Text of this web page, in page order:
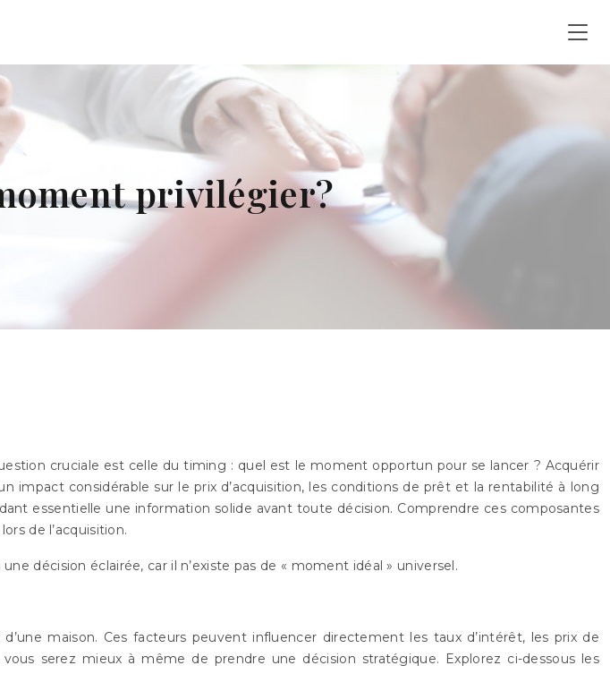
privilégier?
cruciale est celle du timing : quel est le moment opportun pour se lancer ? Acquérir
considérable sur le prix d’acquisition, les conditions de prêt et la rentabilité à long
essentielle une information solide avant toute décision. Comprendre ces composantes
de l’acquisition.
décision éclairée, car il n’existe pas de « moment idéal » universel.
maison. Ces facteurs peuvent influencer directement les taux d’intérêt, les prix de
serez mieux à même de prendre une décision stratégique. Explorez ci-dessous les